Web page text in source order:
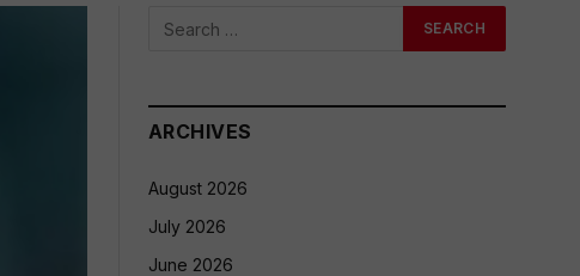
ARCHIVES
August 2026
July 2026
June 2026